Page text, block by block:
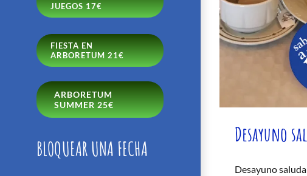
JUEGOS 17€
FIESTA EN
ARBORETUM 21€
ARBORETUM
SUMMER 25€
BLOQUEAR UNA FECHA
Desayuno
Desayuno